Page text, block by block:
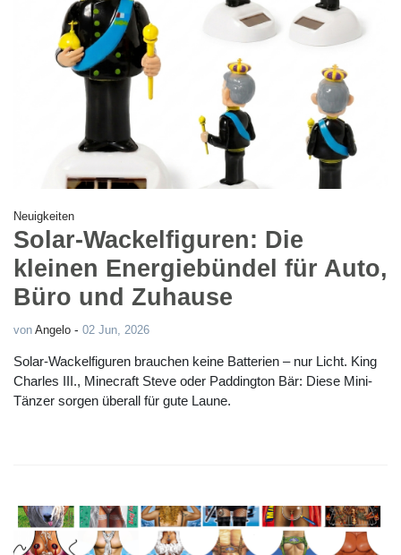
Neuigkeiten
Solar-Wackelfiguren: Die
kleinen Energiebündel für Auto,
Büro und Zuhause
von Angelo - 02 Jun, 2026
Solar-Wackelfiguren brauchen keine Batterien – nur Licht. King
Charles III., Minecraft Steve oder Paddington Bär: Diese Mini-
Tänzer sorgen überall für gute Laune.